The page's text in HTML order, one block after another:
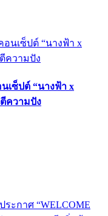
เซ็ปต์ “นางฟ้า x
ความปัง